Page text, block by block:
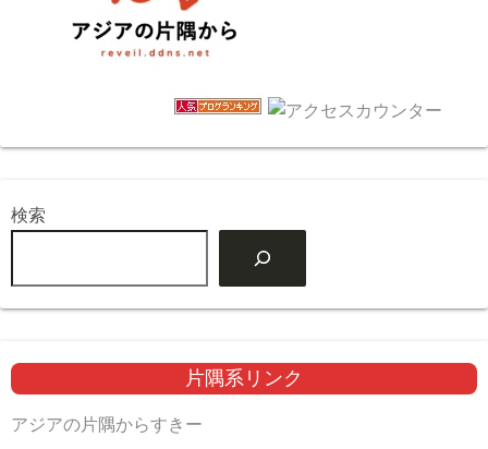
検索
片隅系リンク
アジアの片隅からすきー